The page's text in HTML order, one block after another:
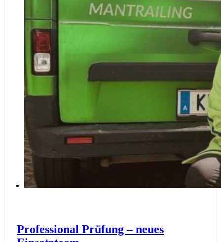
Professional Prüfung – neues